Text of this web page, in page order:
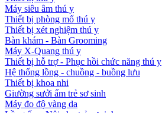
Máy siêu âm thú y
Thiết bị phòng mổ thú y
Thiết bị xét nghiệm thú y
Bàn khám - Bàn Grooming
Máy X-Quang thú y
Thiết bị hỗ trợ - Phục hồi chức năng thú y
Hệ thống lồng - chuồng - buồng lưu
Thiết bị khoa nhi
Giường sưởi ấm trẻ sơ sinh
Máy đo độ vàng da